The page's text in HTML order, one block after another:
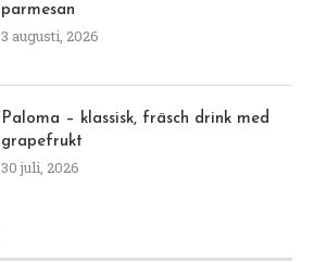
parmesan
3 augusti, 2026
Paloma – klassisk, fräsch drink med
grapefrukt
30 juli, 2026